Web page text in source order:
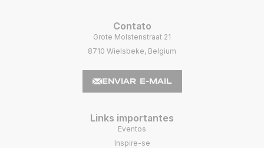
Contato
Grote Molstenstraat 21
8710 Wielsbeke, Belgium
ENVIAR E-MAIL
Links importantes
Eventos
Inspire-se